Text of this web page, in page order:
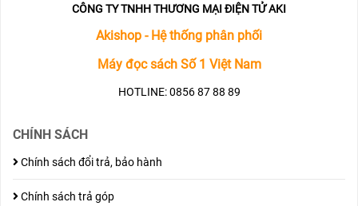
CÔNG TY TNHH THƯƠNG MẠI ĐIỆN TỬ AKI
Akishop - Hệ thống phân phối
Máy đọc sách Số 1 Việt Nam
HOTLINE: 0856 87 88 89
CHÍNH SÁCH
Chính sách đổi trả, bảo hành
Chính sách trả góp